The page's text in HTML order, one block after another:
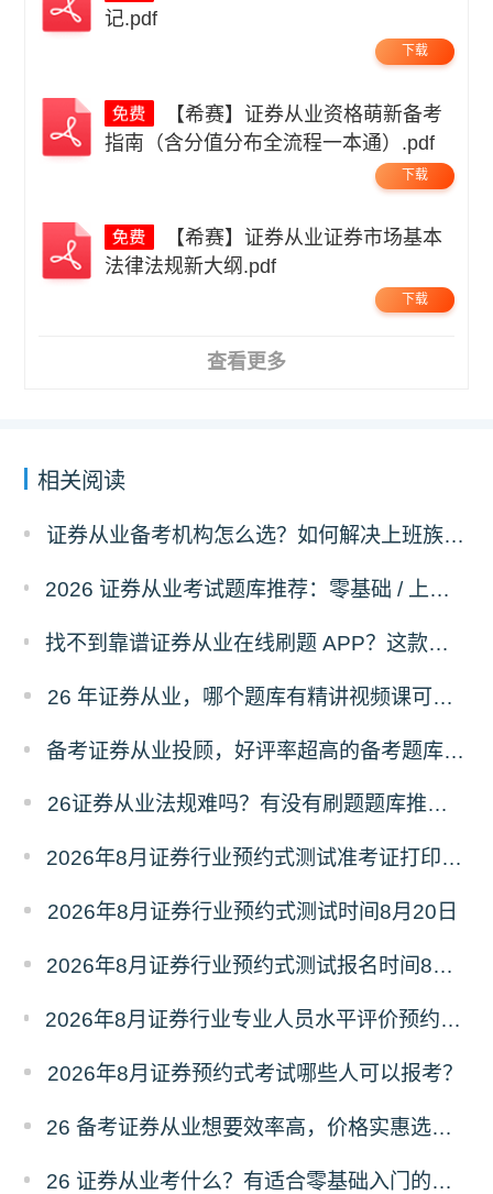
记.pdf
下载
指南（含分值分布全流程一本通）.pdf
下载
法律法规新大纲.pdf
下载
查看更多
相关阅读
证券从业备考机构怎么选？如何解决上班族低效率备考问题！
2026 证券从业考试题库推荐：零基础 / 上班族 / 低预算考生通用攻略
找不到靠谱证券从业在线刷题 APP？这款备考工具解决真题不全难题！
26 年证券从业，哪个题库有精讲视频课可以学？
备考证券从业投顾，好评率超高的备考题库，你是否在用？
26证券从业法规难吗？有没有刷题题库推荐？
2026年8月证券行业预约式测试准考证打印时间8月18日15时
2026年8月证券行业预约式测试时间8月20日
2026年8月证券行业预约式测试报名时间8月6日-13日
2026年8月证券行业专业人员水平评价预约测试公告发布（8月6日-13日报名）
2026年8月证券预约式考试哪些人可以报考？
26 备考证券从业想要效率高，价格实惠选哪家题库？
26 证券从业考什么？有适合零基础入门的网课吗？求推荐！